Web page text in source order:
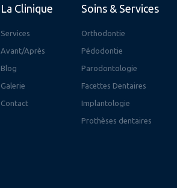
La Clinique
Services
Avant/Après
Blog
Galerie
Contact
Soins & Services
Orthodontie
Pédodontie
Parodontologie
Facettes Dentaires
Implantologie
Prothèses dentaires